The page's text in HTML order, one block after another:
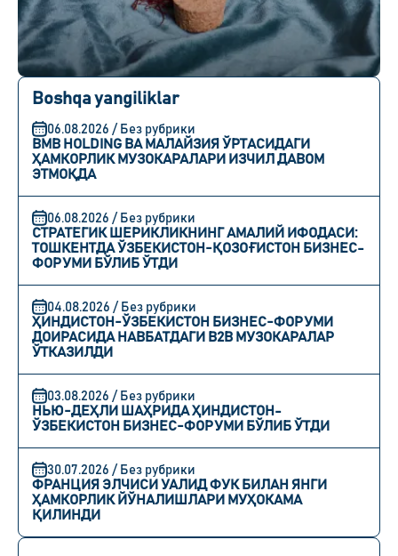
Boshqa yangiliklar
06.08.2026 / Без рубрики
BMB HOLDING ВА МАЛАЙЗИЯ ЎРТАСИДАГИ
ҲАМКОРЛИК МУЗОКАРАЛАРИ ИЗЧИЛ ДАВОМ
ЭТМОҚДА
06.08.2026 / Без рубрики
СТРАТЕГИК ШЕРИКЛИКНИНГ АМАЛИЙ ИФОДАСИ:
ТОШКЕНТДА ЎЗБЕКИСТОН-ҚОЗОҒИСТОН БИЗНЕС-
ФОРУМИ БЎЛИБ ЎТДИ
04.08.2026 / Без рубрики
ҲИНДИСТОН-ЎЗБЕКИСТОН БИЗНЕС-ФОРУМИ
ДОИРАСИДА НАВБАТДАГИ B2B МУЗОКАРАЛАР
ЎТКАЗИЛДИ
03.08.2026 / Без рубрики
НЬЮ-ДЕҲЛИ ШАҲРИДА ҲИНДИСТОН-
ЎЗБЕКИСТОН БИЗНЕС-ФОРУМИ БЎЛИБ ЎТДИ
30.07.2026 / Без рубрики
ФРАНЦИЯ ЭЛЧИСИ УАЛИД ФУК БИЛАН ЯНГИ
ҲАМКОРЛИК ЙЎНАЛИШЛАРИ МУҲОКАМА
ҚИЛИНДИ